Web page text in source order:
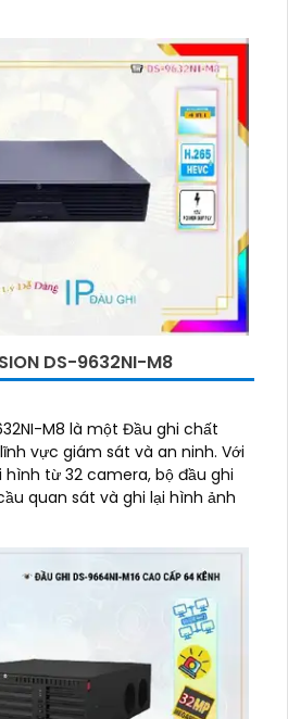
DS-9632NI-M8
M8 là một Đầu ghi chất
vực giám sát và an ninh. Với
hình từ 32 camera, bộ đầu ghi
quan sát và ghi lại hình ảnh